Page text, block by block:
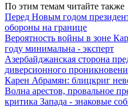
По этим темам читайте также
Перед Новым годом
обороны на границе
Вероятность войны в зоне
году минимальна - эксперт
Азербайджанская сторона
диверсионного
Карен Абрамян: блицкриг
Волна арестов, провальное
критика Запада - знаковые